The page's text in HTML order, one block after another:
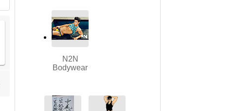
N2N
Bodywear